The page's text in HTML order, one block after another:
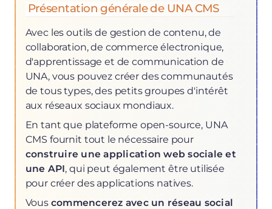
Présentation générale de UNA CMS
Avec les outils de gestion de contenu, de
collaboration, de commerce électronique,
d'apprentissage et de communication de
UNA, vous pouvez créer des communautés
de tous types, des petits groupes d'intérêt
aux réseaux sociaux mondiaux.
En tant que plateforme open-source, UNA
CMS fournit tout le nécessaire pour
construire une application web sociale et
une API, qui peut également être utilisée
pour créer des applications natives.
Vous commencerez avec un réseau social